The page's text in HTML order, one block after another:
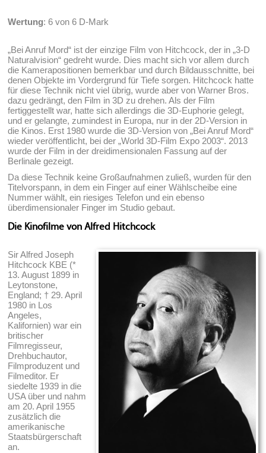
Wertung: 6 von 6 D-Mark
„Bei Anruf Mord“ ist der einzige Film von Hitchcock, der in „3-D
Naturalvision“ gedreht wurde. Dies macht sich vor allem durch
die Kamerapositionen bemerkbar und durch Bildausschnitte, bei
denen Objekte im Vordergrund für Tiefe sorgen. Hitchcock hatte
für diese Technik nicht viel übrig, wurde aber von Warner Bros.
dazu gedrängt, den Film in 3D zu drehen. Als der Film
fertiggestellt war, hatte sich allerdings die 3D-Euphorie gelegt,
und er gelangte, zumindest in Europa, nur in der 2D-Version in
die Kinos. Erst 1980 wurde die 3D-Version von „Bei Anruf Mord“
wieder veröffentlicht, bei der „World 3D-Film Expo 2003“. 2013
wurde der Film in der dreidimensionalen Fassung auf der
Berlinale gezeigt.
Da diese Technik keine Großaufnahmen zuließ, wurden für den
Titelvorspann, in dem ein Finger auf einer Wählscheibe eine
Nummer wählt, ein riesiges Telefon und ein ebenso
überdimensionaler Finger im Studio gebaut.
Die Kinofilme von Alfred Hitchcock
Sir Alfred Joseph
Hitchcock KBE (*
13. August 1899 in
Leytonstone,
England; † 29. April
1980 in Los
Angeles,
Kalifornien) war ein
britischer
Filmregisseur,
Drehbuchautor,
Filmproduzent und
Filmeditor. Er
siedelte 1939 in die
USA über und nahm
am 20. April 1955
zusätzlich die
amerikanische
Staatsbürgerschaft
an.